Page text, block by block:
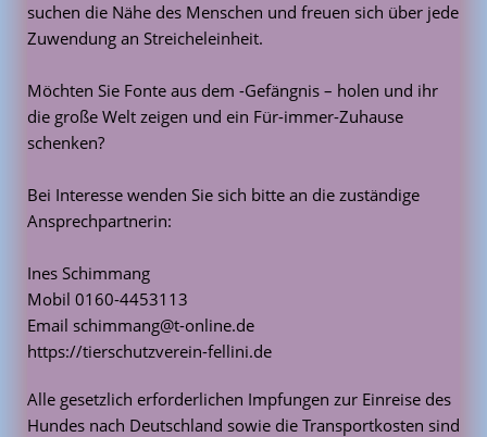
suchen die Nähe des Menschen und freuen sich über jede
Zuwendung an Streicheleinheit.
Möchten Sie Fonte aus dem -Gefängnis – holen und ihr
die große Welt zeigen und ein Für-immer-Zuhause
schenken?
Bei Interesse wenden Sie sich bitte an die zuständige
Ansprechpartnerin:
Ines Schimmang
Mobil 0160-4453113
Email schimmang@t-online.de
https://tierschutzverein-fellini.de
Alle gesetzlich erforderlichen Impfungen zur Einreise des
Hundes nach Deutschland sowie die Transportkosten sind